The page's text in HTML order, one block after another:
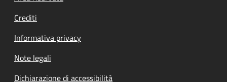
Crediti
Informativa privacy
Note legali
Dichiarazione di accessibilità